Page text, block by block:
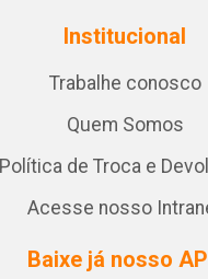
Institucional
Trabalhe conosco
Quem Somos
Política de Troca e
Acesse nosso
Baixe já nosso